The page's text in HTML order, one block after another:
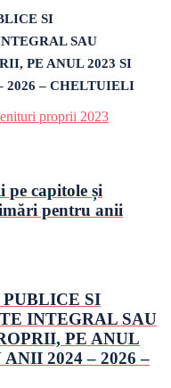
SI
SAU
PE ANUL 2023 SI
2026 – CHELTUIELI
proprii 2023
pe capitole și
pentru anii
SI
INTEGRAL SAU
PE ANUL
2024 – 2026 –